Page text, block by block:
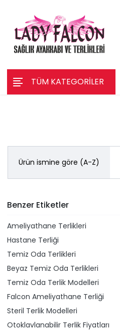
TÜM KATEGORİLER
Ürün ismine göre (A-Z)
Benzer Etiketler
Ameliyathane Terlikleri
Hastane Terliği
Temiz Oda Terlikleri
Beyaz Temiz Oda Terlikleri
Temiz Oda Terlik Modelleri
Falcon Ameliyathane Terliği
Steril Terlik Modelleri
Otoklavlanabilir Terlik Fiyatları